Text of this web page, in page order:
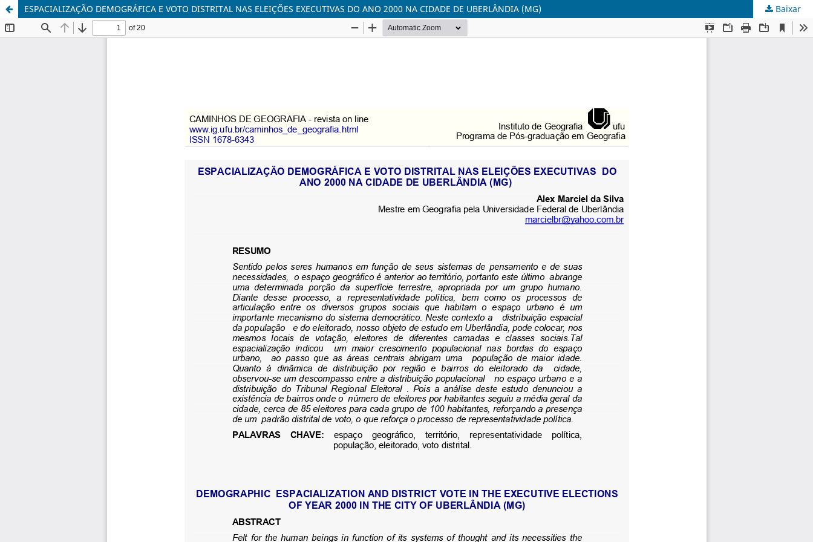
ESPACIALIZAÇÃO DEMOGRÁFICA E VOTO DISTRITAL NAS ELEIÇÕES EXECUTIVAS DO ANO 2000 NA CIDADE DE UBERLÂNDIA (MG) Baixar